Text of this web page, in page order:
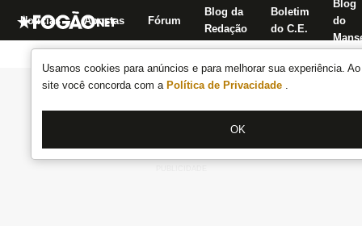
Usamos cookies para anúncios e para melhorar sua experiência.
site você concorda com a Política de Privacidade .
OK
Notícias Apostas Fórum
Blog da
Redação
Boletim
do C.E.
Blog
do